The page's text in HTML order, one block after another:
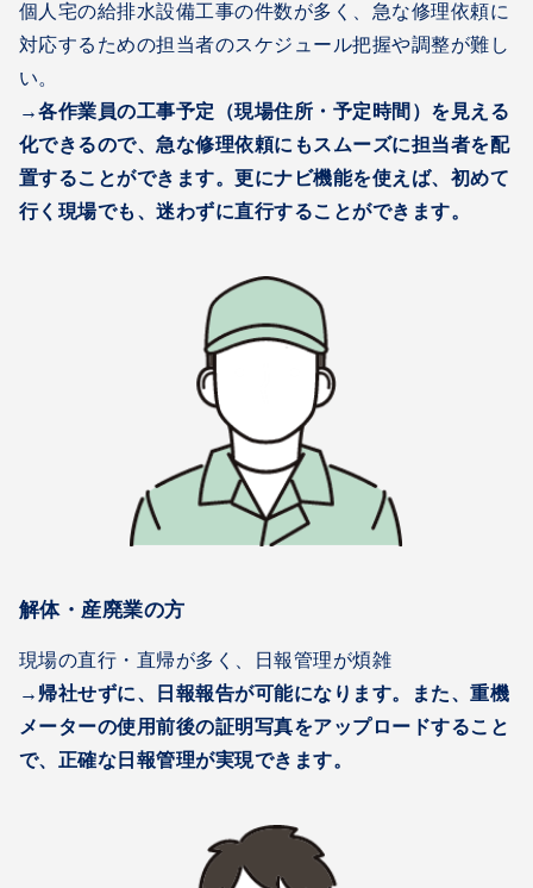
個人宅の給排水設備工事の件数が多く、急な修理依頼に
対応するための担当者のスケジュール把握や調整が難し
い。
→各作業員の工事予定（現場住所・予定時間）を見える
化できるので、急な修理依頼にもスムーズに担当者を配
置することができます。更にナビ機能を使えば、初めて
行く現場でも、迷わずに直行することができます。
解体・産廃業の方
現場の直行・直帰が多く、日報管理が煩雑
→帰社せずに、日報報告が可能になります。また、重機
メーターの使用前後の証明写真をアップロードすること
で、正確な日報管理が実現できます。